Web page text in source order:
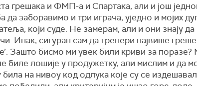
грешака и ФМП-а и Спартака, али и још
да заборавимо и три играча, уједно и мојих
који суде. Не замерам, али и они знају
Ипак, сигуран сам да тренери највише
Зашто бисмо ми увек били криви за
биле лошије у продужетку, али мислим и да
била на нивоу код одлука које су се